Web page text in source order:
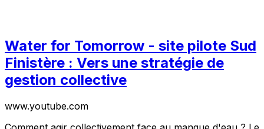
Water for Tomorrow - site pilote Sud
Finistère : Vers une stratégie de
gestion collective
www.youtube.com